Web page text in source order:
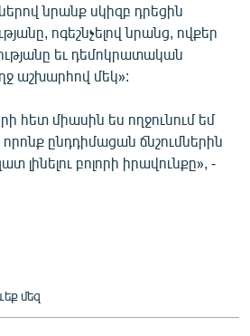
կայքերը
նրանք սկիզբ դրեցին
ոգեշնչելով նրանց, ովքեր
եւ դեմոկրատական
աշխարհով մեկ»:
հետ միասին ես ողջունում եմ
ընդդիմացան ճնշումներին
լինելու բոլորի իրավունքը», -
մեզ